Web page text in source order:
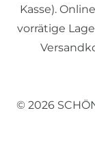
Kasse).
vorrätige
© 2026